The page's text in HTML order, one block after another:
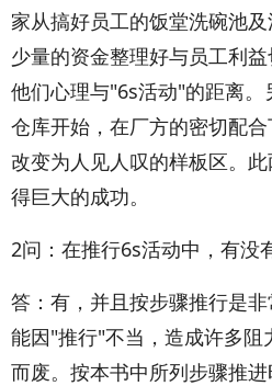
家从搞好员工的饭堂洗碗池
少量的资金整理好与员工利
他们心理与"6s活动"的距离
仓库开始，在厂方的密切配
改变为人见人叹的样板区。
得巨大的成功。
2问：在推行6s活动中，有没
答：有，并且按步骤推行是
能因"推行"不当，造成许多阻
而废。按本书中所列步骤推